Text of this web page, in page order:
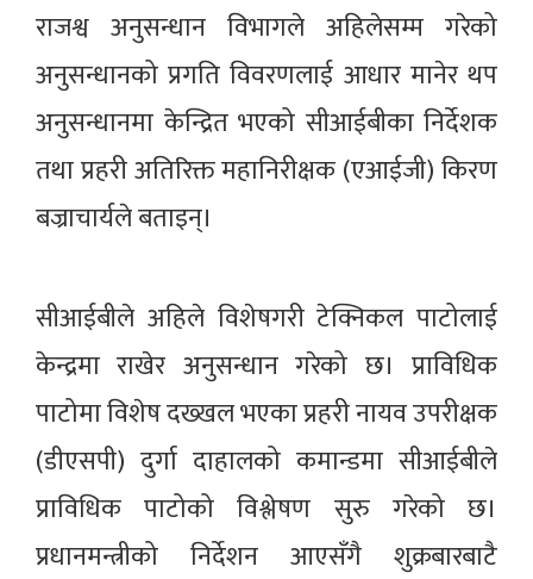
राजश्व अनुसन्धान विभागले अहिलेसम्म गरेको
अनुसन्धानको प्रगति विवरणलाई आधार मानेर थप
अनुसन्धानमा केन्द्रित भएको सीआईबीका निर्देशक
तथा प्रहरी अतिरिक्त महानिरीक्षक (एआईजी) किरण
बज्राचार्यले बताइन्।
सीआईबीले अहिले विशेषगरी टेक्निकल पाटोलाई
केन्द्रमा राखेर अनुसन्धान गरेको छ। प्राविधिक
पाटोमा विशेष दख्खल भएका प्रहरी नायव उपरीक्षक
(डीएसपी) दुर्गा दाहालको कमान्डमा सीआईबीले
प्राविधिक पाटोको विश्लेषण सुरु गरेको छ।
प्रधानमन्त्रीको निर्देशन आएसँगै शुक्रबारबाटै